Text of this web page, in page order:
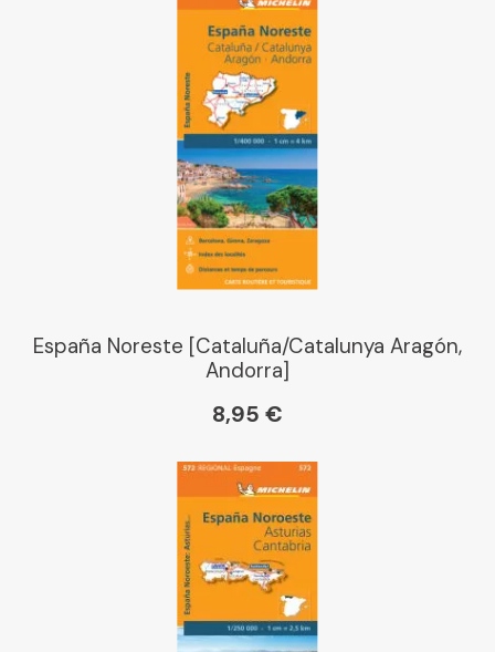
España Noreste [Cataluña/Catalunya Aragón,
Andorra]
8,95 €